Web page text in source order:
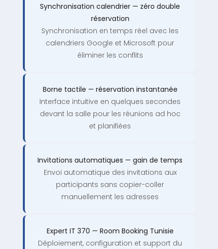
Synchronisation calendrier — zéro double
réservation
Synchronisation en temps réel avec les
calendriers Google et Microsoft pour
éliminer les conflits
Borne tactile — réservation instantanée
Interface intuitive en quelques secondes
devant la salle pour les réunions ad hoc
et planifiées
Invitations automatiques — gain de temps
Envoi automatique des invitations aux
participants sans copier-coller
manuellement les adresses
Expert IT 370 — Room Booking Tunisie
Déploiement, configuration et support du